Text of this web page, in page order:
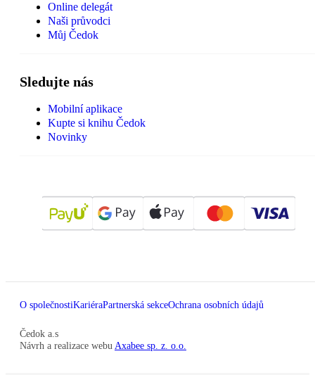
Online delegát
Naši průvodci
Můj Čedok
Sledujte nás
Mobilní aplikace
Kupte si knihu Čedok
Novinky
O společnostiKariéraPartnerská sekceOchrana osobních údajů
Čedok a.s
Návrh a realizace webu Axabee sp. z. o.o.